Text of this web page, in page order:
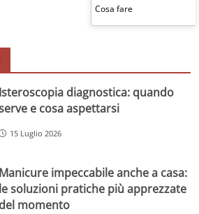
Isteroscopia diagnostica: quando
e cosa aspettarsi
15 Luglio 2026
Manicure impeccabile anche a casa:
le soluzioni pratiche più apprezzate
del momento
Cosa fare